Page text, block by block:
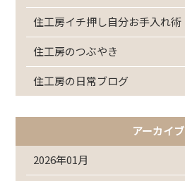
住工房イチ押し自分お手入れ術
住工房のつぶやき
住工房の日常ブログ
アーカイブ
2026年01月